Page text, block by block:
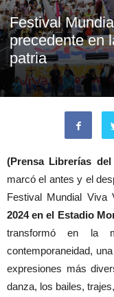
Festival
precedente en
patria
(Prensa Librerías del
marcó el antes y el
Festival Mundial Viva
2024 en el Estadio
transformó en la
contemporaneidad,
expresiones más
danza, los bailes,